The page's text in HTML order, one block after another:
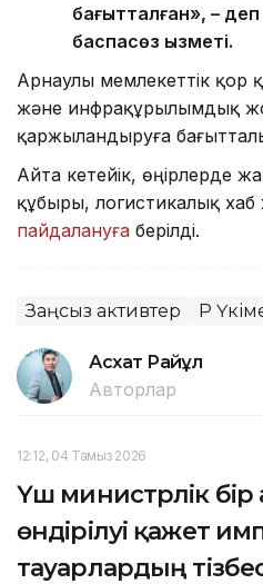
бағытталған», – деп
баспасөз қызметі.
Арнаулы мемлекеттік қор
және инфрақұрылымдық
қаржыландыруға
Айта кетейік, өңірлерде
құбыры, логистикалық
пайдалануға берілді.
Заңсыз активтер ҚР
Асхат Райқұл
Авторлар
12:12, 04 Тамыз 2026
Үш министрлік бір
өндірілуі қажет
тауарлардың